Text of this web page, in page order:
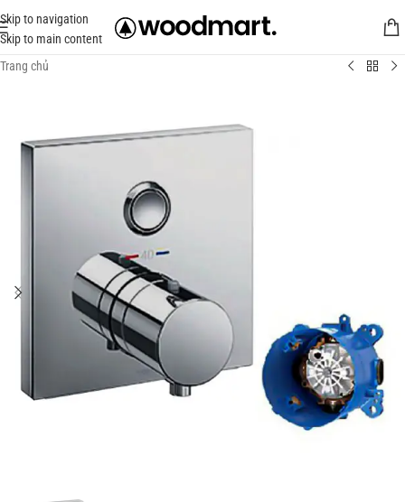
Skip to navigation
Skip to main content
Trang chủ